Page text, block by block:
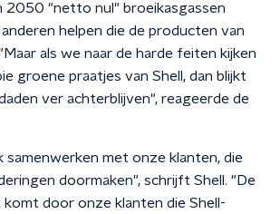
2050 "netto nul" broeikasgassen
helpen die de producten van
als we naar de harde feiten kijken
groene praatjes van Shell, dan blijkt
ver achterblijven", reageerde de
samenwerken met onze klanten, die
doormaken", schrijft Shell. "De
door onze klanten die Shell-